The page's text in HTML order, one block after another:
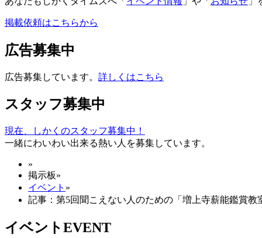
掲載依頼はこちらから
広告募集中
広告募集しています。 詳しくはこちら
スタッフ募集中
現在、しかくのスタッフ募集中！
一緒にわいわい出来る熱い人を募集しています。
»
掲示板»
イベント »
記事：第5回聞こえない人のための「増上寺薪能鑑賞教
イベントEVENT